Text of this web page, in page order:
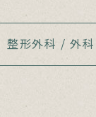
整形外科 /外科